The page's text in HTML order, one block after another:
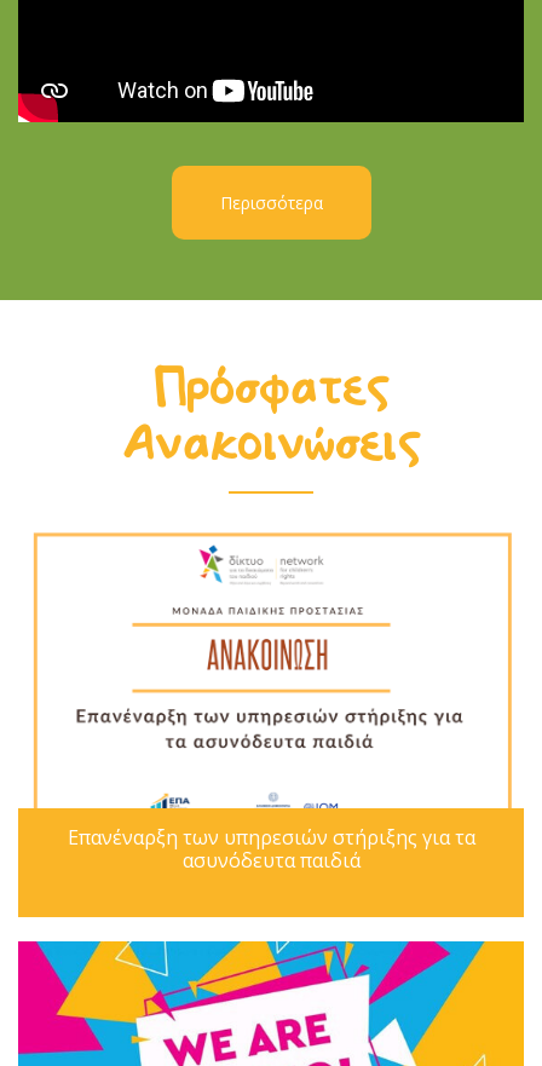
Περισσότερα
Πρόσφατες
Ανακοινώσεις
Επανέναρξη των υπηρεσιών στήριξης για τα
ασυνόδευτα παιδιά